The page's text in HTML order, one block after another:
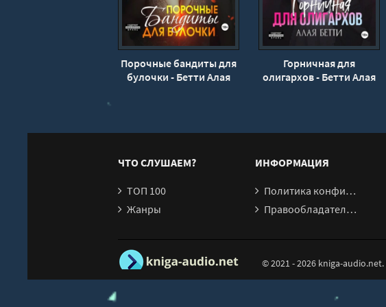
20
21
22
23
26
27
32
Порочные бандиты для
булочки - Бетти Алая
Горничная для
олигархов - Бетти Алая
ЧТО СЛУШАЕМ?
ТОП 100
Жанры
ИНФОРМАЦИЯ
Политика конфиденциальности
Правообладателям
© 2021 - 2026 kniga-